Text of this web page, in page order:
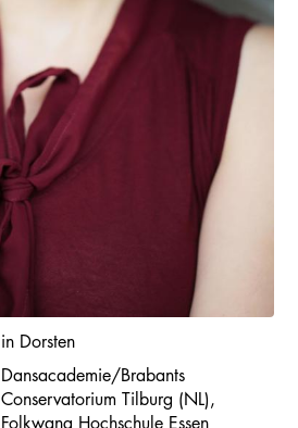
in Dorsten
Dansacademie/Brabants
Conservatorium Tilburg (NL),
Folkwang Hochschule Essen